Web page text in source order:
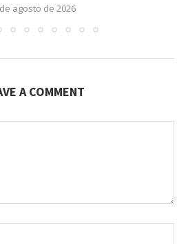
agosto de 2026
A COMMENT